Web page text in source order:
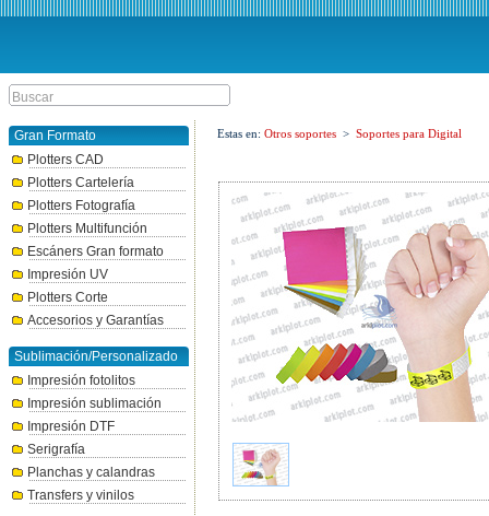
Gran Formato
Plotters CAD
Plotters Cartelería
Plotters Fotografía
Plotters Multifunción
Escáners Gran formato
Impresión UV
Plotters Corte
Accesorios y Garantías
Sublimación/Personalizado
Impresión fotolitos
Impresión sublimación
Impresión DTF
Serigrafía
Planchas y calandras
Transfers y vinilos
Estas en: Otros soportes > Soportes para Digital